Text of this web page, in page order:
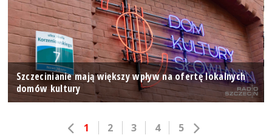
Szczecinianie mają większy wpływ na ofertę lokalnych
domów kultury
1 2 3 4 5